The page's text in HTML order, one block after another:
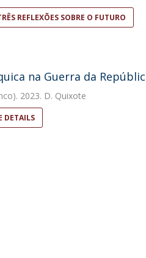
REFLEXÕES SOBRE O FUTURO
na Guerra da
2023. D. Quixote
DETAILS